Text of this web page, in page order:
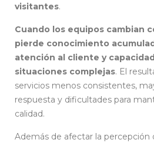
visitantes.
Cuando los equipos cambian
pierde conocimiento
atención al cliente y
situaciones complejas. El
servicios menos consistentes,
respuesta y dificultades para
calidad.
Además de afectar la percepción